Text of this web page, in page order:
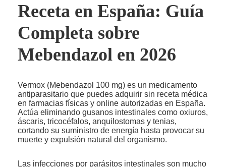
Receta en España: Guía
Completa sobre
Mebendazol en 2026
Vermox (Mebendazol 100 mg) es un medicamento
antiparasitario que puedes adquirir sin receta médica
en farmacias físicas y online autorizadas en España.
Actúa eliminando gusanos intestinales como oxiuros,
áscaris, tricocéfalos, anquilostomas y tenias,
cortando su suministro de energía hasta provocar su
muerte y expulsión natural del organismo.
Las infecciones por parásitos intestinales son mucho